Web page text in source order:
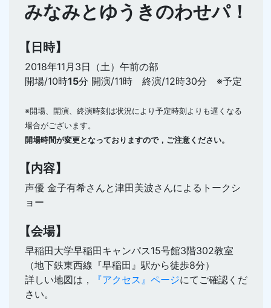
みなみとゆうきのわせパ！
【日時】
2018年11月3日（土）午前の部
開場/10時15分 開演/11時 終演/12時30分 ※予定
※開場、開演、終演時刻は状況により予定時刻よりも遅くなる
場合がございます。
開場時間が変更となっておりますので，ご注意ください。
【内容】
声優 金子有希さんと津田美波さんによるトークシ
ョー
【会場】
早稲田大学早稲田キャンパス15号館3階302教室
（地下鉄東西線『早稲田』駅から徒歩8分）
詳しい地図は，
『アクセス』ページにてご確認くだ
さい。